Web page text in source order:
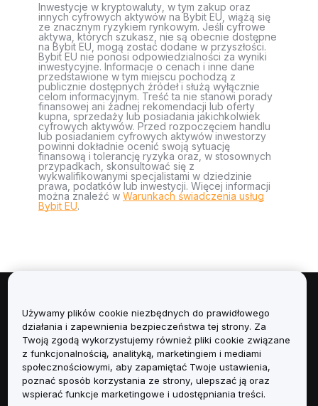
Inwestycje w kryptowaluty, w tym zakup oraz
innych cyfrowych aktywów na Bybit EU, wiążą się
ze znacznym ryzykiem rynkowym. Jeśli cyfrowe
aktywa, których szukasz, nie są obecnie dostępne
na Bybit EU, mogą zostać dodane w przyszłości.
Bybit EU nie ponosi odpowiedzialności za wyniki
inwestycyjne. Informacje o cenach i inne dane
przedstawione w tym miejscu pochodzą z
publicznie dostępnych źródeł i służą wyłącznie
celom informacyjnym. Treść ta nie stanowi porady
finansowej ani żadnej rekomendacji lub oferty
kupna, sprzedaży lub posiadania jakichkolwiek
cyfrowych aktywów. Przed rozpoczęciem handlu
lub posiadaniem cyfrowych aktywów inwestorzy
powinni dokładnie ocenić swoją sytuację
finansową i tolerancję ryzyka oraz, w stosownych
przypadkach, skonsultować się z
wykwalifikowanymi specjalistami w dziedzinie
prawa, podatków lub inwestycji. Więcej informacji
można znaleźć w Warunkach świadczenia usług
Bybit EU.
Informacje
Usługi
Obsługa Klienta
Używamy plików cookie niezbędnych do prawidłowego
działania i zapewnienia bezpieczeństwa tej strony. Za
Twoją zgodą wykorzystujemy również pliki cookie związane
z funkcjonalnością, analityką, marketingiem i mediami
społecznościowymi, aby zapamiętać Twoje ustawienia,
poznać sposób korzystania ze strony, ulepszać ją oraz
wspierać funkcje marketingowe i udostępniania treści.